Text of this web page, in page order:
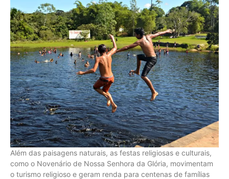
Além das paisagens naturais, as festas religiosas e culturais,
como o Novenário de Nossa Senhora da Glória, movimentam
o turismo religioso e geram renda para centenas de famílias